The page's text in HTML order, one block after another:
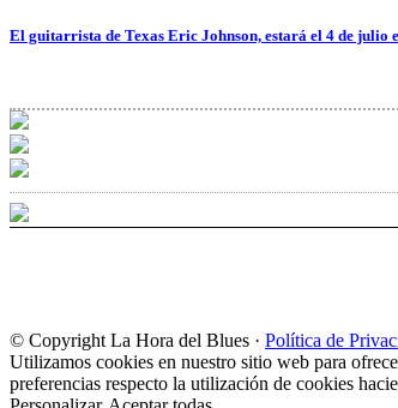
El guitarrista de Texas Eric Johnson, estará el 4 de julio
© Copyright La Hora del Blues · Política de
Utilizamos cookies en nuestro sitio web para
preferencias respecto la utilización de cookies